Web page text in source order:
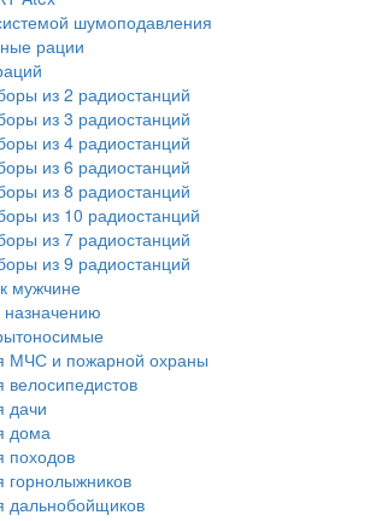
шумоподавления
рации
из 2 радиостанций
из 3 радиостанций
из 4 радиостанций
из 6 радиостанций
из 8 радиостанций
из 10 радиостанций
из 7 радиостанций
из 9 радиостанций
мужчине
МЧС и пожарной охраны
велосипедистов
дачи
дома
походов
горнолыжников
дальнобойщиков